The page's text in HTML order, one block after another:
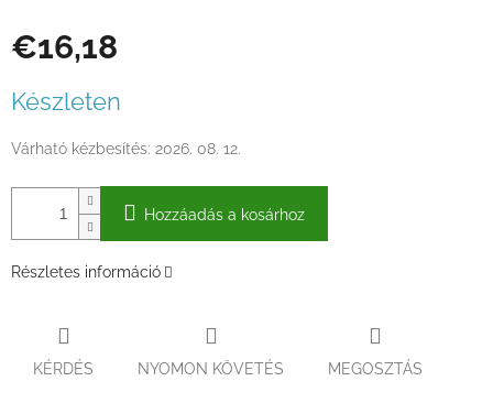
€16,18
Készleten
Várható kézbesítés: 2026. 08. 12.
Hozzáadás a kosárhoz
Részletes információ
KÉRDÉS NYOMON KÖVETÉS MEGOSZTÁS